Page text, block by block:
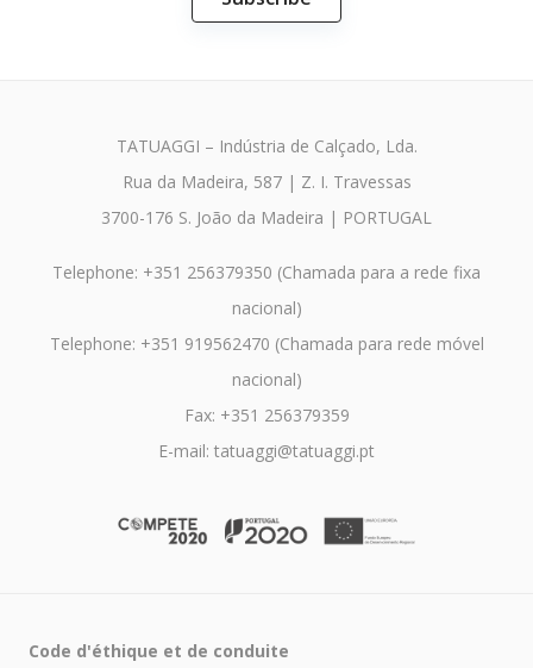
TATUAGGI – Indústria de Calçado, Lda.
Rua da Madeira, 587 | Z. I. Travessas
3700-176 S. João da Madeira | PORTUGAL
Telephone: +351 256379350 (Chamada para a rede fixa
nacional)
Telephone: +351 919562470 (Chamada para rede móvel
nacional)
Fax: +351 256379359
E-mail: tatuaggi@tatuaggi.pt
Code d'éthique et de conduite